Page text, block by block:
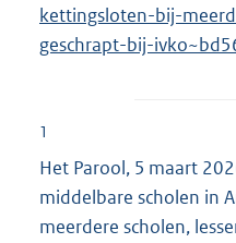
kettingsloten-bij-
geschrapt-bij-
1
Het Parool, 5 maart
middelbare scholen in
meerdere scholen,